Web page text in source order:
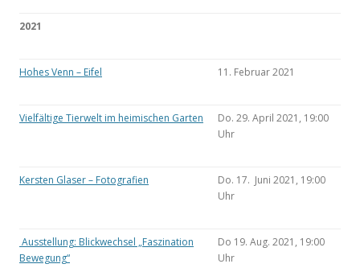
2021
Hohes Venn – Eifel 11. Februar 2021
Vielfältige Tierwelt im heimischen Garten
Do. 29. April 2021, 19:00
Uhr
Kersten Glaser – Fotografien
Do. 17. Juni 2021, 19:00
Uhr
Ausstellung: Blickwechsel „Faszination
Bewegung“
Do 19. Aug. 2021, 19:00
Uhr